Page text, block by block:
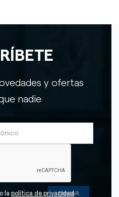
y ofertas
nadie
la política de privacidad